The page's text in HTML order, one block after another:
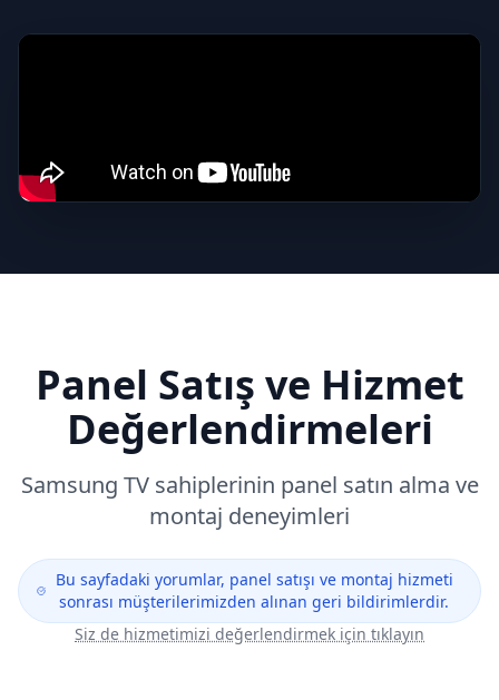
Panel Satış ve Hizmet
Değerlendirmeleri
Samsung TV sahiplerinin panel satın alma ve
montaj deneyimleri
Bu sayfadaki yorumlar, panel satışı ve montaj hizmeti
sonrası müşterilerimizden alınan geri bildirimlerdir.
Siz de hizmetimizi değerlendirmek için tıklayın